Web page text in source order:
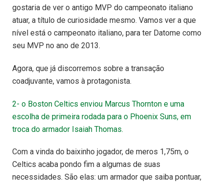
gostaria de ver o antigo MVP do campeonato italiano
atuar, a título de curiosidade mesmo. Vamos ver a que
nível está o campeonato italiano, para ter Datome como
seu MVP no ano de 2013.
Agora, que já discorremos sobre a transação
coadjuvante, vamos à protagonista.
2- o Boston Celtics enviou Marcus Thornton e uma
escolha de primeira rodada para o Phoenix Suns, em
troca do armador Isaiah Thomas.
Com a vinda do baixinho jogador, de meros 1,75m, o
Celtics acaba pondo fim a algumas de suas
necessidades. São elas: um armador que saiba pontuar,